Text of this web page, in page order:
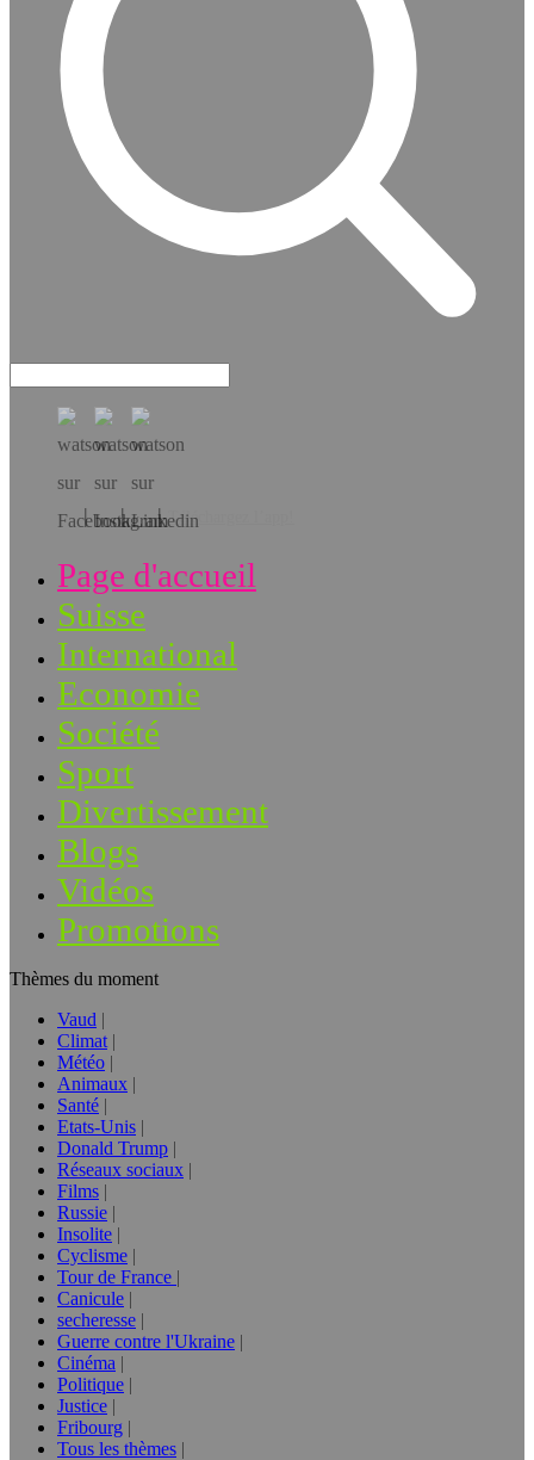
Téléchargez l’app!
Page d'accueil
Suisse
International
Economie
Société
Sport
Divertissement
Blogs
Vidéos
Promotions
Thèmes du moment
Vaud
Climat
Météo
Animaux
Santé
Etats-Unis
Donald Trump
Réseaux sociaux
Films
Russie
Insolite
Cyclisme
Tour de France
Canicule
secheresse
Guerre contre l'Ukraine
Cinéma
Politique
Justice
Fribourg
Tous les thèmes